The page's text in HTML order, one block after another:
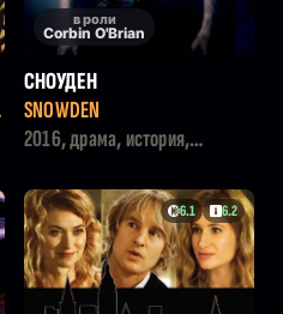
в роли
Corbin O'Brian
СНОУДЕН
SNOWDEN
2016, драма, история,
6.1 6.2